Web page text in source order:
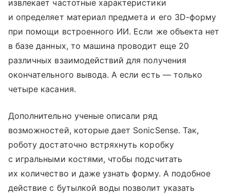
извлекает частотные характеристики
и определяет материал предмета и его 3D-форму
при помощи встроенного ИИ. Если же объекта нет
в базе данных, то машина проводит еще 20
различных взаимодействий для получения
окончательного вывода. А если есть — только
четыре касания.
Дополнительно ученые описали ряд
возможностей, которые дает SonicSense. Так,
роботу достаточно встряхнуть коробку
с игральными костями, чтобы подсчитать
их количество и даже узнать форму. А подобное
действие с бутылкой воды позволит указать